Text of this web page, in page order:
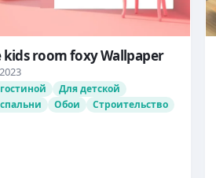
kids room foxy Wallpaper
Для детской
Обои Строительство